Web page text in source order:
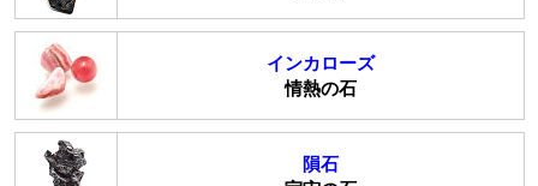
インカローズ
情熱の石
隕石